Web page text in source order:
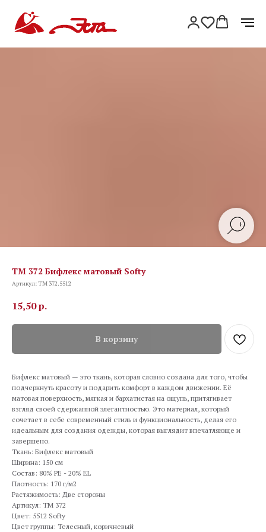
TM 372 Бифлекс матовый Softy
Артикул:TM 372.5512
15,50р.
В корзину
Бифлекс матовый — это ткань, которая словно создана для того, чтобы
подчеркнуть красоту и подарить комфорт в каждом движении. Её
матовая поверхность, мягкая и бархатистая на ощупь, притягивает
взгляд своей сдержанной элегантностью. Это материал, который
сочетает в себе современный стиль и функциональность, делая его
идеальным для создания одежды, которая выглядит впечатляюще и
завершено.
Ткань: Бифлекс матовый
Ширина: 150 см
Состав: 80% PE - 20% EL
Плотность: 170 г/м2
Растяжимость: Две стороны
Артикул: TM 372
Цвет: 5512 Softy
Цвет группы: Телесный, коричневый